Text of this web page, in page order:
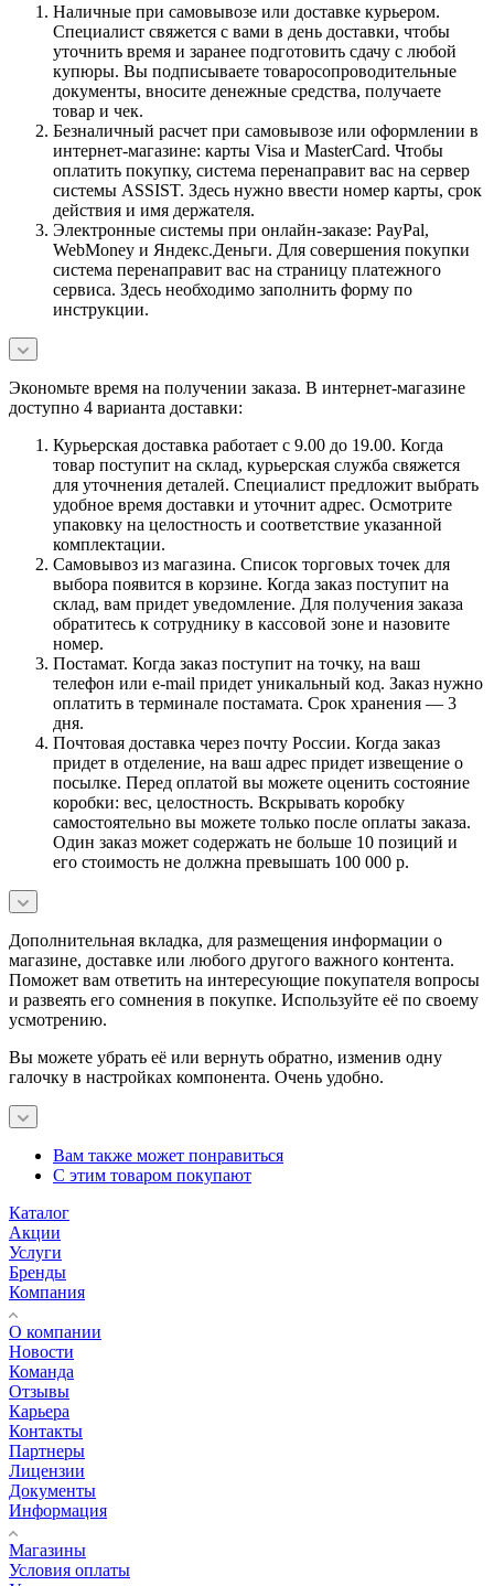
Наличные при самовывозе или доставке курьером.
Специалист свяжется с вами в день доставки, чтобы
уточнить время и заранее подготовить сдачу с любой
купюры. Вы подписываете товаросопроводительные
документы, вносите денежные средства, получаете
товар и чек.
Безналичный расчет при самовывозе или оформлении в
интернет-магазине: карты Visa и MasterCard. Чтобы
оплатить покупку, система перенаправит вас на сервер
системы ASSIST. Здесь нужно ввести номер карты, срок
действия и имя держателя.
Электронные системы при онлайн-заказе: PayPal,
WebMoney и Яндекс.Деньги. Для совершения покупки
система перенаправит вас на страницу платежного
сервиса. Здесь необходимо заполнить форму по
инструкции.
Экономьте время на получении заказа. В интернет-магазине
доступно 4 варианта доставки:
Курьерская доставка работает с 9.00 до 19.00. Когда
товар поступит на склад, курьерская служба свяжется
для уточнения деталей. Специалист предложит выбрать
удобное время доставки и уточнит адрес. Осмотрите
упаковку на целостность и соответствие указанной
комплектации.
Самовывоз из магазина. Список торговых точек для
выбора появится в корзине. Когда заказ поступит на
склад, вам придет уведомление. Для получения заказа
обратитесь к сотруднику в кассовой зоне и назовите
номер.
Постамат. Когда заказ поступит на точку, на ваш
телефон или e-mail придет уникальный код. Заказ нужно
оплатить в терминале постамата. Срок хранения — 3
дня.
Почтовая доставка через почту России. Когда заказ
придет в отделение, на ваш адрес придет извещение о
посылке. Перед оплатой вы можете оценить состояние
коробки: вес, целостность. Вскрывать коробку
самостоятельно вы можете только после оплаты заказа.
Один заказ может содержать не больше 10 позиций и
его стоимость не должна превышать 100 000 р.
Дополнительная вкладка, для размещения информации о
магазине, доставке или любого другого важного контента.
Поможет вам ответить на интересующие покупателя вопросы
и развеять его сомнения в покупке. Используйте её по своему
усмотрению.
Вы можете убрать её или вернуть обратно, изменив одну
галочку в настройках компонента. Очень удобно.
Вам также может понравиться
С этим товаром покупают
Каталог
Акции
Услуги
Бренды
Компания
О компании
Новости
Команда
Отзывы
Карьера
Контакты
Партнеры
Лицензии
Документы
Информация
Магазины
Условия оплаты